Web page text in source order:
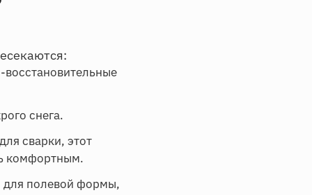
снега.
сварки, этот
комфортным.
для полевой формы,